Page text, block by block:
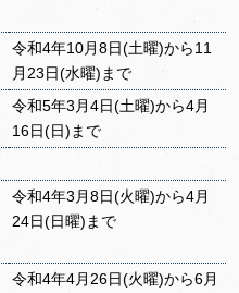
令和4年10月8日(土曜)から11
月23日(水曜)まで
令和5年3月4日(土曜)から4月
16日(日)まで
令和4年3月8日(火曜)から4月
24日(日曜)まで
令和4年4月26日(火曜)から6月